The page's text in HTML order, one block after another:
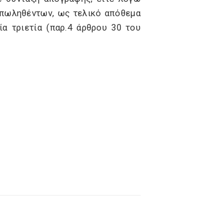
ως τελικό απόθεμα
τριετία (παρ.4 άρθρου 30 του